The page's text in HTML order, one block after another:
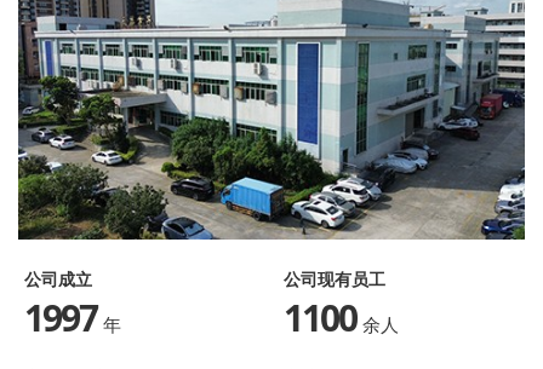
公司成立
1997 年
公司现有员工
1100 余人